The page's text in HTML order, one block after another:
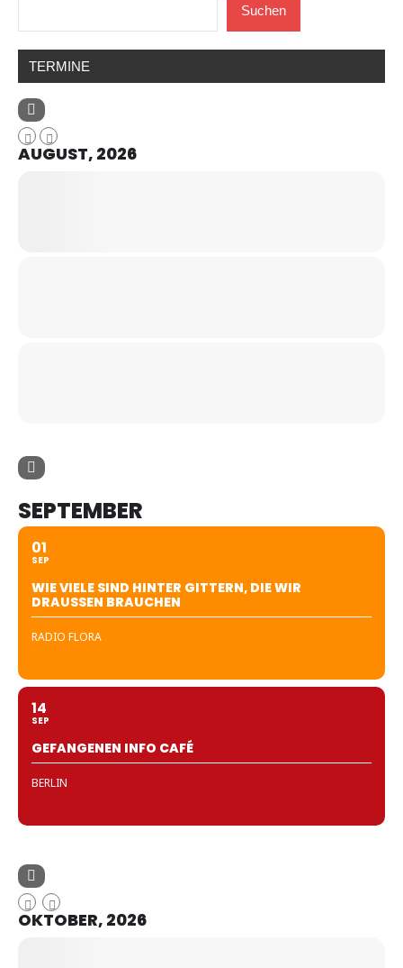
Suchen
TERMINE
AUGUST, 2026
SEPTEMBER
01
SEP
WIE VIELE SIND HINTER GITTERN, DIE WIR
DRAUSSEN BRAUCHEN
RADIO FLORA
14
SEP
GEFANGENEN INFO CAFÉ
BERLIN
OKTOBER, 2026